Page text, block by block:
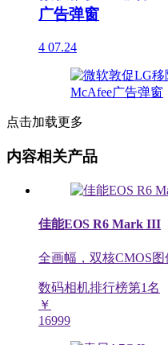
广告弹窗
4 07.24
点击加载更多
内容相关产品
佳能EOS R6 Mark III
全画幅，双核CMOS
数码相机排行榜第1名
￥
16999